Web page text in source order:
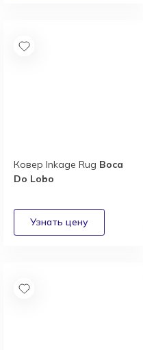
Ковер Inkage Rug Boca
Do Lobo